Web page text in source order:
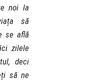
noi la
să
se află
zilele
deci
să ne